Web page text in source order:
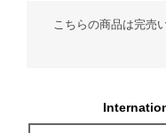
こちらの商品は完売